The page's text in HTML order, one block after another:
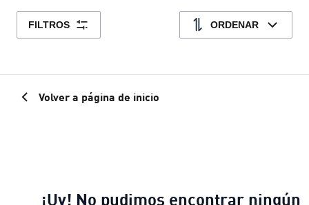
FILTROS ORDENAR
Volver a página de inicio
¡Uy! No pudimos encontrar ningún